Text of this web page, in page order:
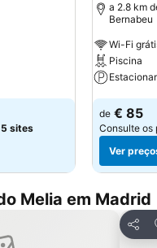
sites
a 2.8 km
Bernabeu
Wi-Fi
Piscina
Ver preços
de € 85
Consulte os
Ver
Melia em Madrid
favoritos